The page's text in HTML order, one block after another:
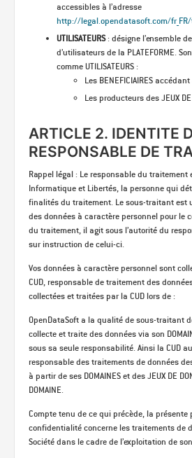
accessibles à l’adresse
http://legal.opendatasoft.com/
UTILISATEURS: désigne l’ensemble
d’utilisateurs de la PLATEFORME.
comme UTILISATEURS :
Les BENEFICIAIRES
Les producteurs des JEUX DE
ARTICLE 2. IDENTITE
RESPONSABLE DE
Rappel légal : Le responsable du traitement
Informatique et Libertés, la personne qui
finalités du traitement. Le sous-traitant est
des données à caractère personnel pour le
du traitement, il agit sous l’autorité du
sur instruction de celui-ci.
Vos données à caractère personnel sont
CUD, responsable de traitement des
collectées et traitées par la CUD lors de :
OpenDataSoft a la qualité de sous-traitant
collecte et traite des données via son
sous sa seule responsabilité. Ainsi la CUD
responsable des traitements de données
à partir de ses DOMAINES et des JEUX DE
DOMAINE.
Compte tenu de ce qui précède, la présente
confidentialité concerne les traitements de
Société dans le cadre de l’exploitation de son